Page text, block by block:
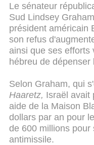
Le sénateur
Sud Lindsey
président américain
son refus
ainsi que ses efforts
hébreu de dépenser
Selon Graham, qui
Haaretz, Israël avait
aide de la Maison
dollars par an pour
de 600 millions pour
antimissile.